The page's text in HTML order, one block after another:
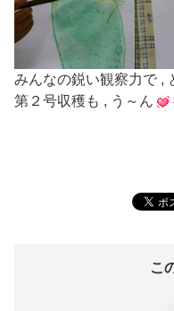
みんなの鋭い観察力で ,
第２号収穫も , う～ん
こ